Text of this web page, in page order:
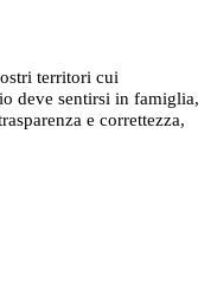
territori cui
deve sentirsi in famiglia,
e correttezza,